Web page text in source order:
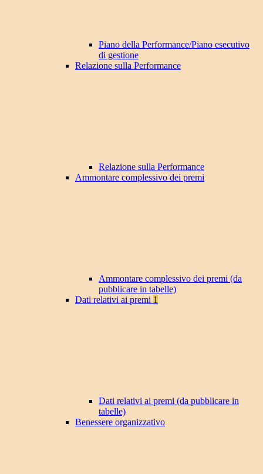
Piano della Performance/Piano esecutivo
di gestione
Relazione sulla Performance
Relazione sulla Performance
Ammontare complessivo dei premi
Ammontare complessivo dei premi (da
pubblicare in tabelle)
Dati relativi ai premi 1
Dati relativi ai premi (da pubblicare in
tabelle)
Benessere organizzativo